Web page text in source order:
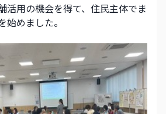
活用の機会を得て、住民主体でま
始めました。